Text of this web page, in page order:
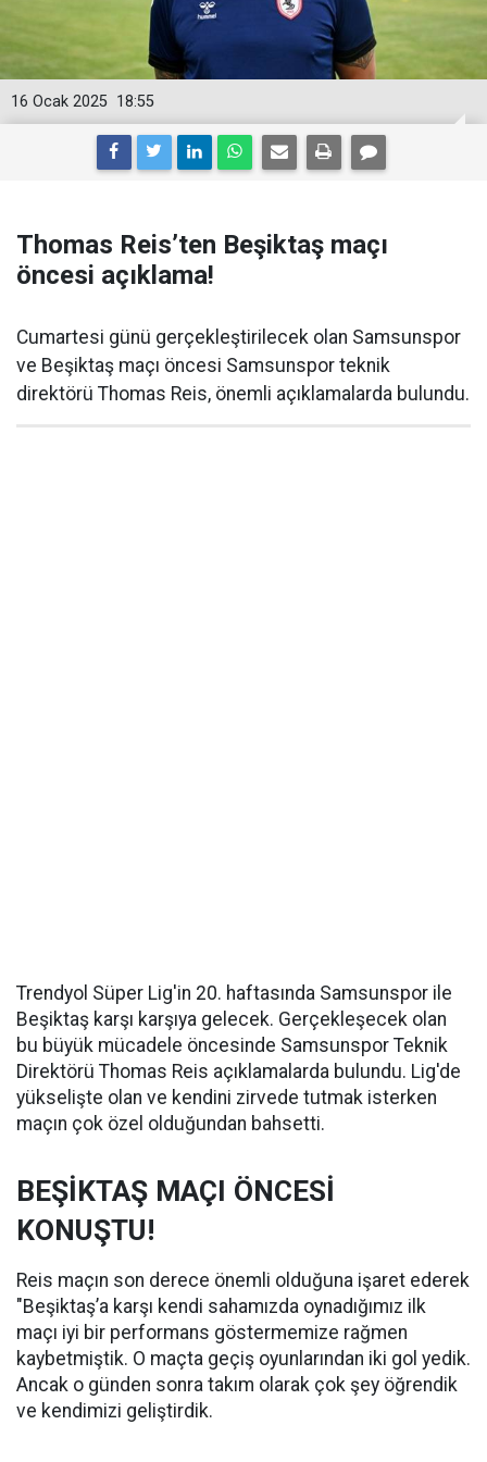
18:55
16 Ocak 2025
Thomas Reis’ten Beşiktaş maçı
öncesi açıklama!
Cumartesi günü gerçekleştirilecek olan Samsunspor
ve Beşiktaş maçı öncesi Samsunspor teknik
direktörü Thomas Reis, önemli açıklamalarda bulundu.
Trendyol Süper Lig'in 20. haftasında Samsunspor ile
Beşiktaş karşı karşıya gelecek. Gerçekleşecek olan
bu büyük mücadele öncesinde Samsunspor Teknik
Direktörü Thomas Reis açıklamalarda bulundu. Lig'de
yükselişte olan ve kendini zirvede tutmak isterken
maçın çok özel olduğundan bahsetti.
BEŞİKTAŞ MAÇI ÖNCESİ
KONUŞTU!
Reis maçın son derece önemli olduğuna işaret ederek
"Beşiktaş’a karşı kendi sahamızda oynadığımız ilk
maçı iyi bir performans göstermemize rağmen
kaybetmiştik. O maçta geçiş oyunlarından iki gol yedik.
Ancak o günden sonra takım olarak çok şey öğrendik
ve kendimizi geliştirdik.